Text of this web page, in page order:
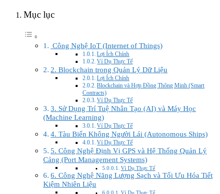
Mục lục
Công Nghệ IoT (Internet of Things)
Lợi Ích Chính
Ví Dụ Thực Tế
2. Blockchain trong Quản Lý Dữ Liệu
Lợi Ích Chính
Blockchain và Hợp Đồng Thông Minh (Smart
Contracts)
Ví Dụ Thực Tế
3. Sử Dụng Trí Tuệ Nhân Tạo (AI) và Máy Học
(Machine Learning)
Ví Dụ Thực Tế
4. Tàu Biển Không Người Lái (Autonomous Ships)
Ví Dụ Thực Tế
5. Công Nghệ Định Vị GPS và Hệ Thống Quản Lý
Cảng (Port Management Systems)
Ví Dụ Thực Tế
6. Công Nghệ Năng Lượng Sạch và Tối Ưu Hóa Tiết
Kiệm Nhiên Liệu
Ví Dụ Thực Tế